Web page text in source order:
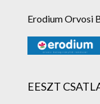
Erodium Orvosi
EESZT